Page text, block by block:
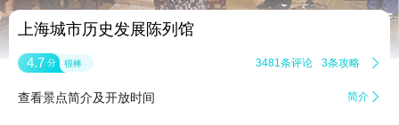
上海城市历史发展陈列馆
4.7 分 很棒 3481条评论 3条攻略 
查看景点简介及开放时间 简介 